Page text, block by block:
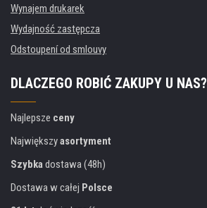
Wynajem drukarek
Wydajność zastępcza
Odstoupení od smlouvy
DLACZEGO ROBIĆ ZAKUPY U NAS?
Najlepsze ceny
Największyasortyment
Szybkadostawa (48h)
Dostawa w całej Polsce